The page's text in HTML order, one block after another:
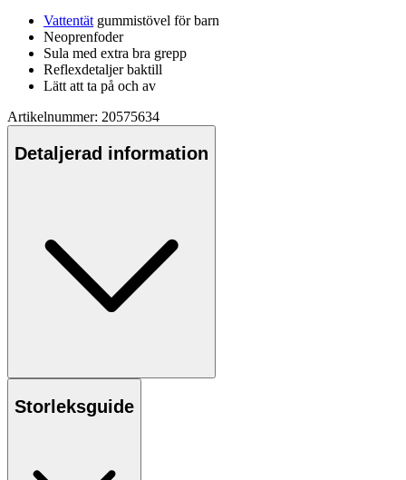
Vattentät gummistövel för barn
Neoprenfoder
Sula med extra bra grepp
Reflexdetaljer baktill
Lätt att ta på och av
Artikelnummer: 20575634
Detaljerad information
Storleksguide